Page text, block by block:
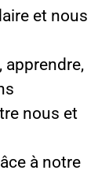
et nous
apprendre,
nous et
à notre